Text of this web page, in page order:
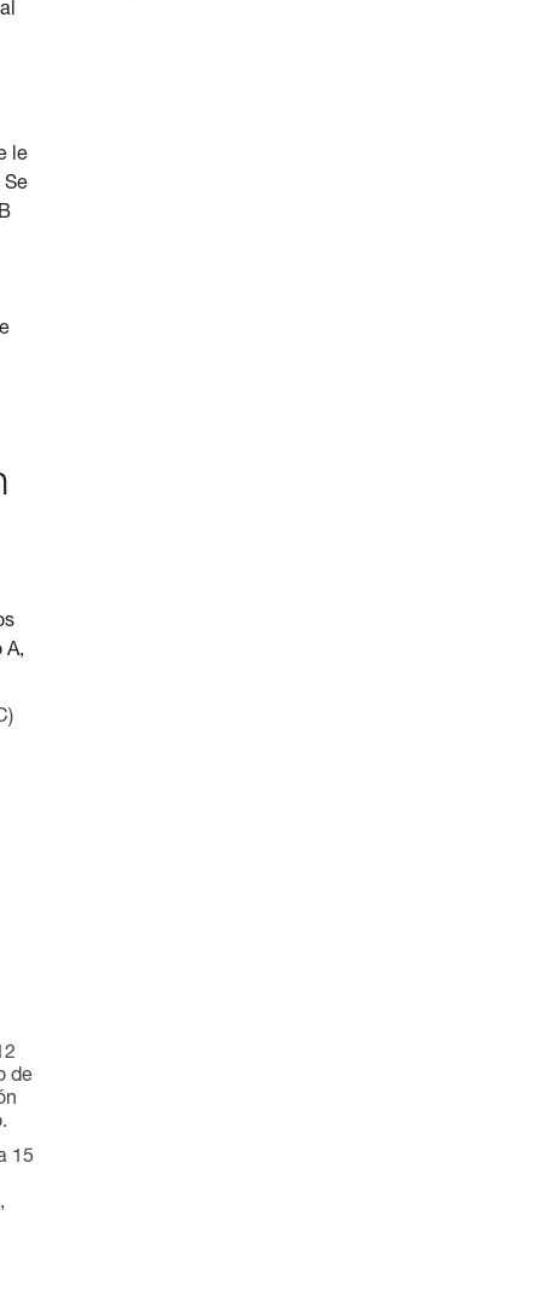
le
Se
A,
de
15